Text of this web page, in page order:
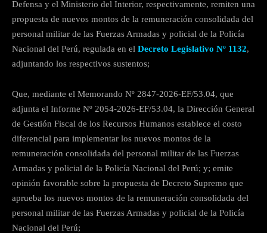
Defensa y el Ministerio del Interior, respectivamente, remiten una
propuesta de nuevos montos de la remuneración consolidada del
personal militar de las Fuerzas Armadas y policial de la Policía
Nacional del Perú, regulada en el Decreto Legislativo Nº 1132,
adjuntando los respectivos sustentos;
Que, mediante el Memorando Nº 2847-2026-EF/53.04, que
adjunta el Informe Nº 2054-2026-EF/53.04, la Dirección General
de Gestión Fiscal de los Recursos Humanos establece el costo
diferencial para implementar los nuevos montos de la
remuneración consolidada del personal militar de las Fuerzas
Armadas y policial de la Policía Nacional del Perú; y; emite
opinión favorable sobre la propuesta de Decreto Supremo que
aprueba los nuevos montos de la remuneración consolidada del
personal militar de las Fuerzas Armadas y policial de la Policía
Nacional del Perú;